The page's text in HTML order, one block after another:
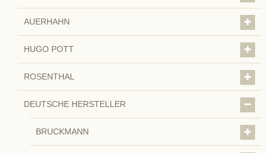
AUERHAHN
HUGO POTT
ROSENTHAL
DEUTSCHE HERSTELLER
BRUCKMANN